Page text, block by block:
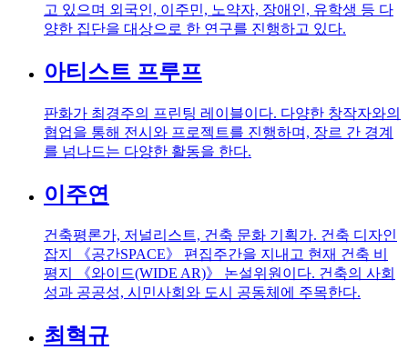
고 있으며 외국인, 이주민, 노약자, 장애인, 유학생 등 다
양한 집단을 대상으로 한 연구를 진행하고 있다.
아티스트 프루프
판화가 최경주의 프린팅 레이블이다. 다양한 창작자와의
협업을 통해 전시와 프로젝트를 진행하며, 장르 간 경계
를 넘나드는 다양한 활동을 한다.
이주연
건축평론가, 저널리스트, 건축 문화 기획가. 건축 디자인
잡지 《공간SPACE》 편집주간을 지내고 현재 건축 비
평지 《와이드(WIDE AR)》 논설위원이다. 건축의 사회
성과 공공성, 시민사회와 도시 공동체에 주목한다.
최혁규